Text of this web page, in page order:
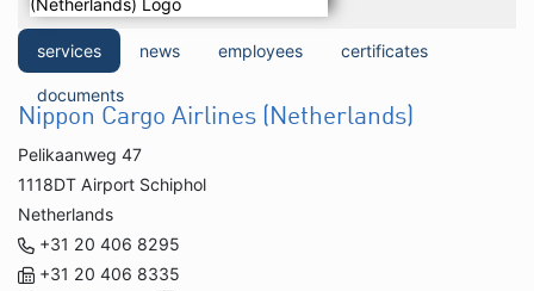
services news employees certificates
documents
Nippon Cargo Airlines (Netherlands)
Pelikaanweg 47
1118DT Airport Schiphol
Netherlands
+31 20 406 8295
+31 20 406 8335